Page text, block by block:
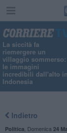
La siccità fa
riemergere un
villaggio sommerso:
le immagini
incredibili dall'alto in
Indonesia
Indietro
Politica Domenica 24